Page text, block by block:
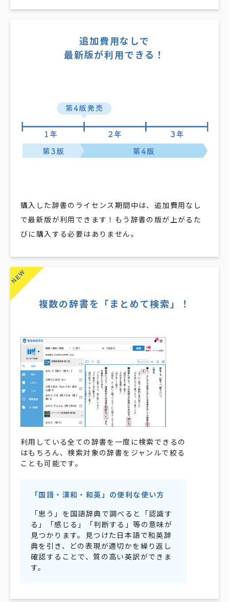
追加費用なしで
最新版が利用できる！
購入した辞書のライセンス期間中は、追加費用なし
で最新版が利用できます！もう辞書の版が上がるた
びに購入する必要はありません。​​
NEW
複数の辞書を「まとめて検索」！
利用している全ての辞書を一度に検索できるの
はもちろん、検索対象の辞書をジャンルで絞る
ことも可能です。
「国語・漢和・和英」の便利な使い方
「思う」を国語辞典で調べると「認識す
る」「感じる」「判断する」等の意味が
見つかります。見つけた日本語で和英辞
典を引き、どの表現が適切かを繰り返し
確認することで、質の高い英訳ができま
す。